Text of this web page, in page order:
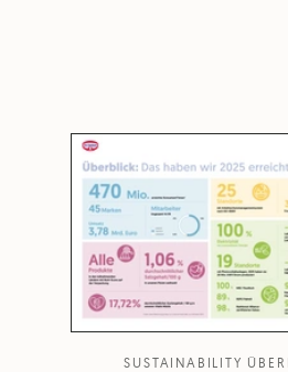
SUSTAINABILITY